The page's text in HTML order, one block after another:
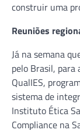
construir uma
Reuniões
Já na semana
pelo Brasil, para
QualIES,
sistema de
Instituto Ética
Compliance na